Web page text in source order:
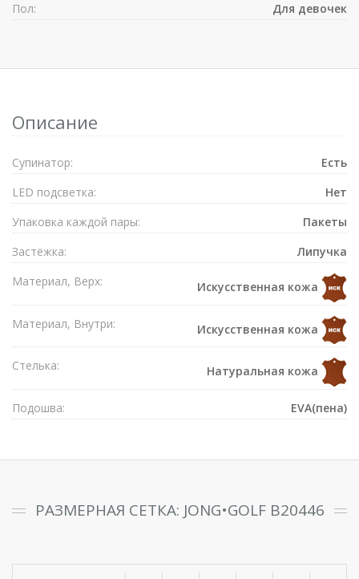
Пол:
Для девочек
Описание
Супинатор:
Есть
LED подсветка:
Нет
Упаковка каждой пары:
Пакеты
Застёжка:
Липучка
Материал, Верх:
Искусственная кожа
Материал, Внутри: Искусственная кожа
Стелька: Натуральная кожа
Подошва: EVA(пена)
РАЗМЕРНАЯ СЕТКА: JONG•GOLF B20446